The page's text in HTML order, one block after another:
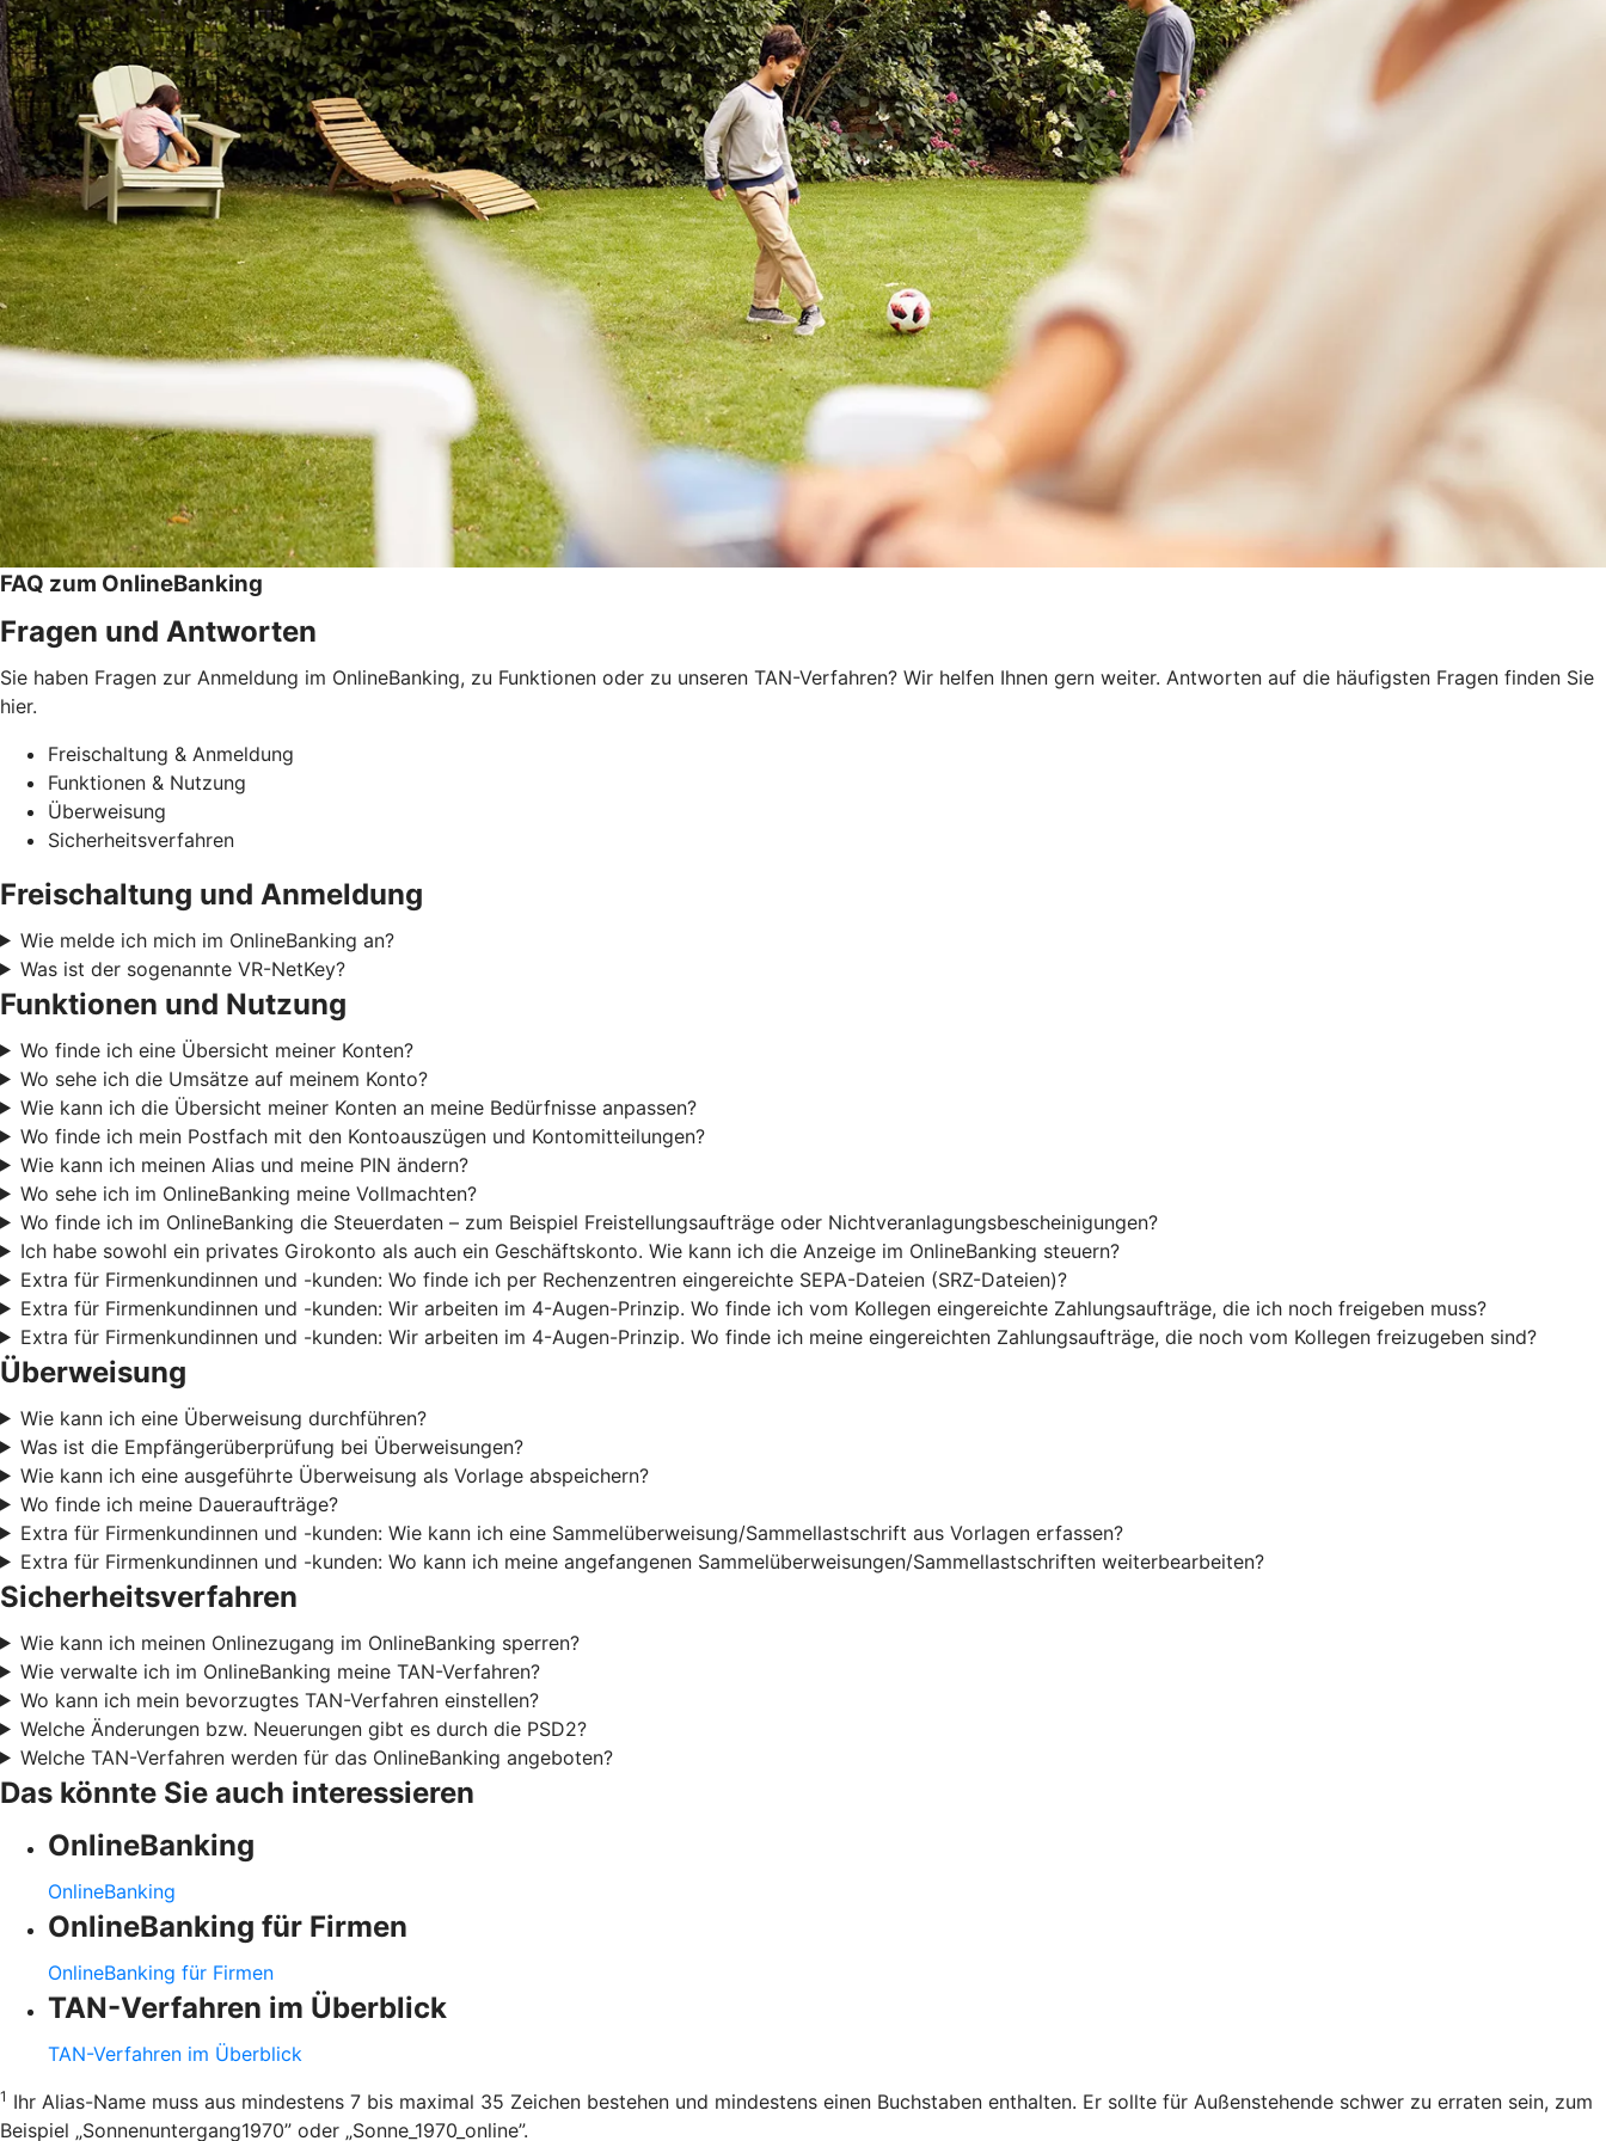
FAQ zum OnlineBanking
Fragen und Antworten
Sie haben Fragen zur Anmeldung im OnlineBanking, zu Funktionen oder zu unseren TAN-Verfahren? Wir helfen Ihnen gern weiter. Antworten auf die häufigsten Fragen finden Sie
hier.
Freischaltung & Anmeldung
Funktionen & Nutzung
Überweisung
Sicherheitsverfahren
Freischaltung und Anmeldung
Wie melde ich mich im OnlineBanking an?
Was ist der sogenannte VR-NetKey?
Funktionen und Nutzung
Wo finde ich eine Übersicht meiner Konten?
Wo sehe ich die Umsätze auf meinem Konto?
Wie kann ich die Übersicht meiner Konten an meine Bedürfnisse anpassen?
Wo finde ich mein Postfach mit den Kontoauszügen und Kontomitteilungen?
Wie kann ich meinen Alias und meine PIN ändern?
Wo sehe ich im OnlineBanking meine Vollmachten?
Wo finde ich im OnlineBanking die Steuerdaten – zum Beispiel Freistellungsaufträge oder Nichtveranlagungsbescheinigungen?
Ich habe sowohl ein privates Girokonto als auch ein Geschäftskonto. Wie kann ich die Anzeige im OnlineBanking steuern?
Extra für Firmenkundinnen und -kunden: Wo finde ich per Rechenzentren eingereichte SEPA-Dateien (SRZ-Dateien)?
Extra für Firmenkundinnen und -kunden: Wir arbeiten im 4-Augen-Prinzip. Wo finde ich vom Kollegen eingereichte Zahlungsaufträge, die ich noch freigeben muss?
Extra für Firmenkundinnen und -kunden: Wir arbeiten im 4-Augen-Prinzip. Wo finde ich meine eingereichten Zahlungsaufträge, die noch vom Kollegen freizugeben sind?
Überweisung
Wie kann ich eine Überweisung durchführen?
Was ist die Empfängerüberprüfung bei Überweisungen?
Wie kann ich eine ausgeführte Überweisung als Vorlage abspeichern?
Wo finde ich meine Daueraufträge?
Extra für Firmenkundinnen und -kunden: Wie kann ich eine Sammelüberweisung/Sammellastschrift aus Vorlagen erfassen?
Extra für Firmenkundinnen und -kunden: Wo kann ich meine angefangenen Sammelüberweisungen/Sammellastschriften weiterbearbeiten?
Sicherheitsverfahren
Wie kann ich meinen Onlinezugang im OnlineBanking sperren?
Wie verwalte ich im OnlineBanking meine TAN-Verfahren?
Wo kann ich mein bevorzugtes TAN-Verfahren einstellen?
Welche Änderungen bzw. Neuerungen gibt es durch die PSD2?
Welche TAN-Verfahren werden für das OnlineBanking angeboten?
Das könnte Sie auch interessieren
OnlineBanking
OnlineBanking
OnlineBanking für Firmen
OnlineBanking für Firmen
TAN-Verfahren im Überblick
TAN-Verfahren im Überblick
1 Ihr Alias-Name muss aus mindestens 7 bis maximal 35 Zeichen bestehen und mindestens einen Buchstaben enthalten. Er sollte für Außenstehende schwer zu erraten sein, zum
Beispiel „Sonnenuntergang1970” oder „Sonne_1970_online”.